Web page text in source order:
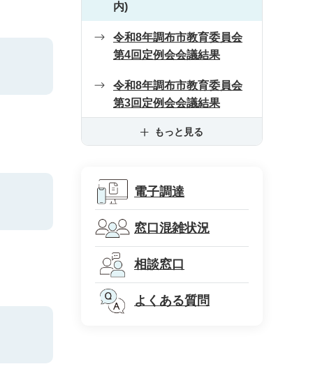
内)
令和8年調布市教育委員会
第4回定例会会議結果
令和8年調布市教育委員会
第3回定例会会議結果
もっと見る
電子調達
窓口混雑状況
相談窓口
よくある質問